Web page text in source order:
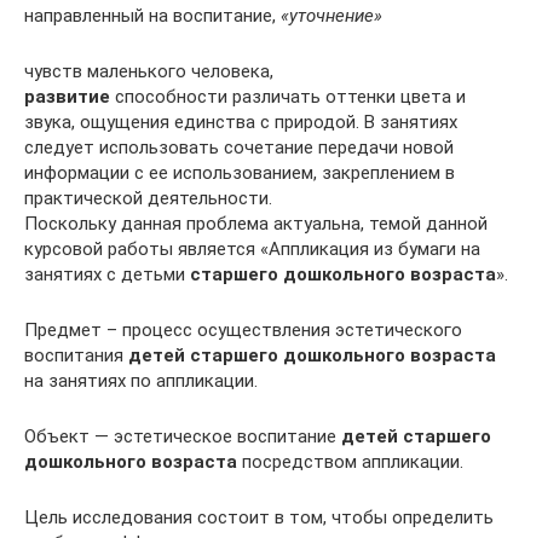
направленный на воспитание, «уточнение»
чувств маленького человека,
развитие способности различать оттенки цвета и
звука, ощущения единства с природой. В занятиях
следует использовать сочетание передачи новой
информации с ее использованием, закреплением в
практической деятельности.
Поскольку данная проблема актуальна, темой данной
курсовой работы является «Аппликация из бумаги на
занятиях с детьми старшего дошкольного возраста».
Предмет – процесс осуществления эстетического
воспитания детей старшего дошкольного возраста
на занятиях по аппликации.
Объект — эстетическое воспитание детей старшего
дошкольного возраста посредством аппликации.
Цель исследования состоит в том, чтобы определить